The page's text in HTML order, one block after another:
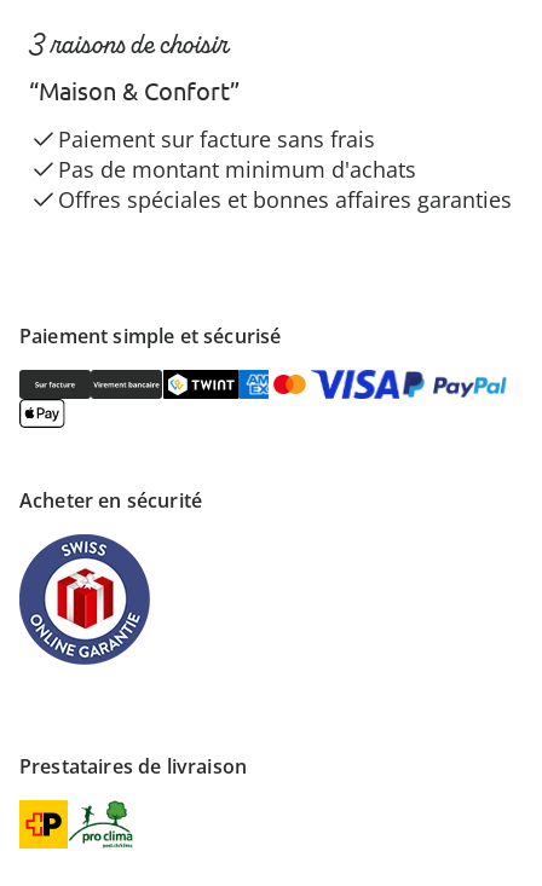
Paiement simple et sécurisé
Acheter en sécurité
Prestataires de livraison
3 raisons de choisir
“Maison & Confort”
Paiement sur facture sans frais
Pas de montant minimum d'achats
Offres spéciales et bonnes affaires garanties